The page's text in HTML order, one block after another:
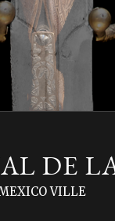
DE
VILLE